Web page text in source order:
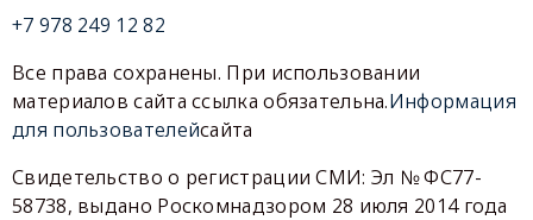
+7 978 249 12 82
Все права сохранены. При использовании
материалов сайта ссылка обязательна.Информация
для пользователейсайта
Свидетельство о регистрации СМИ: Эл № ФС77-
58738, выдано Роскомнадзором 28 июля 2014 года